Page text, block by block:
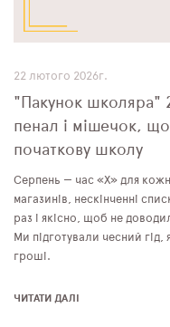
SCHOOL STANDARD
SKYNAME
РОЗПРОДАЖ
22 лютого 2026г.
"Пакунок школяра"
пенал і мішечок,
початкову школу
Серпень — час «Х» для
магазинів, нескінченні
раз і якісно, щоб не
Ми підготували чесний
гроші.
ЧИТАТИ ДАЛІ